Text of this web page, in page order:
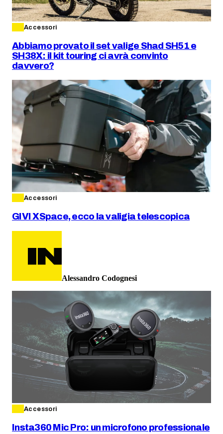
Accessori
Abbiamo provato il set valige Shad SH51 e
SH38X: il kit touring ci avrà convinto
davvero?
Accessori
GIVI XSpace, ecco la valigia telescopica
Alessandro Codognesi
Accessori
Insta360 Mic Pro: un microfono professionale